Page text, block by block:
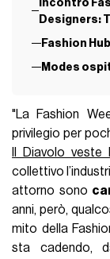
Incontro
Designers:
Fashion
Modes
"La Fashion
privilegio per
Il Diavolo veste
collettivo
attorno sono
anni, però,
mito della
sta cadendo,